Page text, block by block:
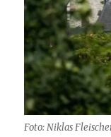
Foto: Niklas